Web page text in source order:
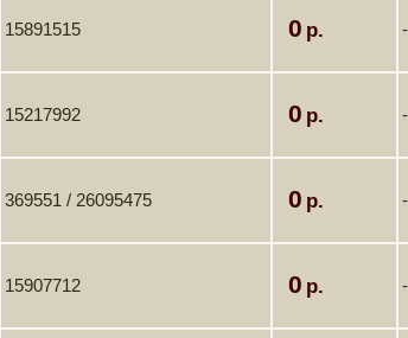
15891515 0 -
15217992 0 -
369551 / 26095475 0 -
15907712 0 -